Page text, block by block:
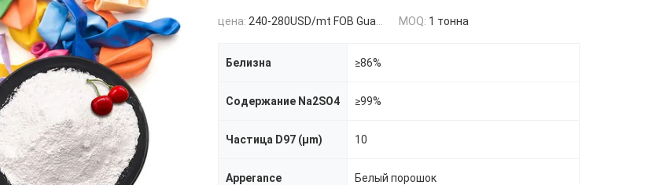
цена: 240-280USD/mt FOB Guangzhou MOQ: 1 тонна
Белизна ≥86%
Содержание Na2SO4 ≥99%
Частица D97 (μm) 10
Apperance Белый порошок